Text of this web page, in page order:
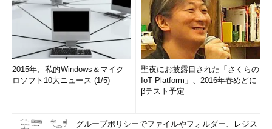
2015年、私的Windows＆マイク
ロソフト10大ニュース (1/5)
聖夜にお披露目された「さくらの
IoT Platform」、2016年春めどに
βテスト予定
グループポリシーでファイルやフォルダー、レジス